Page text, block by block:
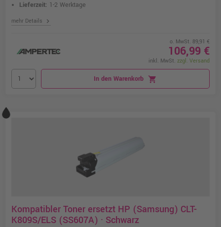
Lieferzeit: 1-2 Werktage
mehr Details chevron_right
o. MwSt. 89,91 €
106,99 €
inkl. MwSt. zzgl. Versand
In den Warenkorb shopping_cart
Kompatibler Toner ersetzt HP (Samsung) CLT-
K809S/ELS (SS607A) · Schwarz